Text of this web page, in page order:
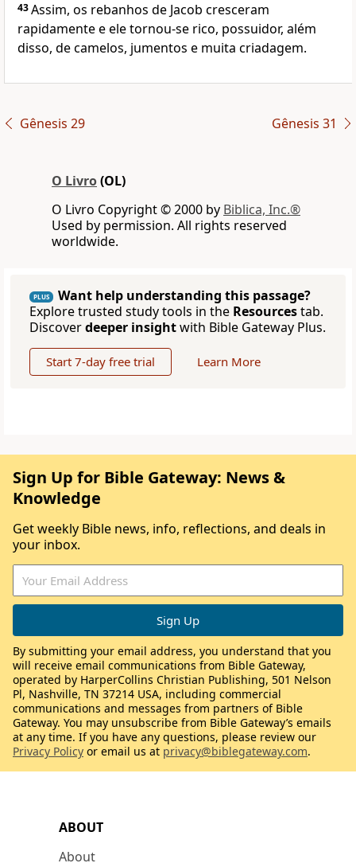
43Assim, os rebanhos de Jacob cresceram
rapidamente e ele tornou-se rico, possuidor, além
disso, de camelos, jumentos e muita criadagem.
Gênesis 29 Gênesis 31
O Livro(OL)
O Livro Copyright © 2000 by Biblica, Inc.®
Used by permission. All rights reserved
worldwide.
PLUS
Want help understanding this passage?
Explore trusted study tools in the Resourcestab.
Discoverdeeper insightwith Bible Gateway Plus.
Start 7-day free trial Learn More
ABOUT
About
Sign Up for Bible Gateway: News &
Knowledge
Get weekly Bible news, info, reflections, and deals in
your inbox.
By submitting your email address, you understand that you
will receive email communications from Bible Gateway,
operated by HarperCollins Christian Publishing, 501 Nelson
Pl, Nashville, TN 37214 USA, including commercial
communications and messages from partners of Bible
Gateway. You may unsubscribe from Bible Gateway’s emails
at any time. If you have any questions, please review our
Privacy Policy or email us at privacy@biblegateway.com.